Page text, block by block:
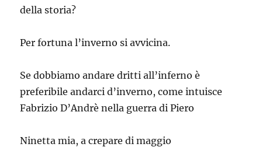
della storia?
Per fortuna l’inverno si avvicina.
Se dobbiamo andare dritti all’inferno è
preferibile andarci d’inverno, come intuisce
Fabrizio D’Andrè nella guerra di Piero
Ninetta mia, a crepare di maggio